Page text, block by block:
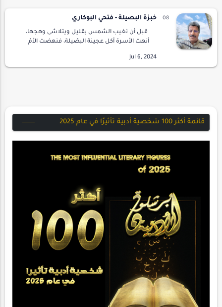
خبزة البصيلة - فتحي البوكاري
قبل أن تغيب الشمس بقليل ويتلاشى وهجها،
أنهت الأسرة أكل عجينة البصّيلة، فنهضت الأمّ
الجهة المسقوفة قرب كسر الأنبوب، ألقت فضلة
الطع…
قائمة أكثر 100 شخصية أدبية تأثيرًا في عام 2025